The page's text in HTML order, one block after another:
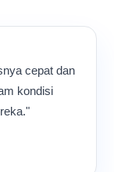
cepat dan
kondisi